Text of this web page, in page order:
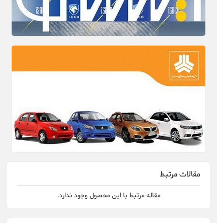
مقالات مرتبط
مقاله مرتبط با این محصول وجود ندارد.